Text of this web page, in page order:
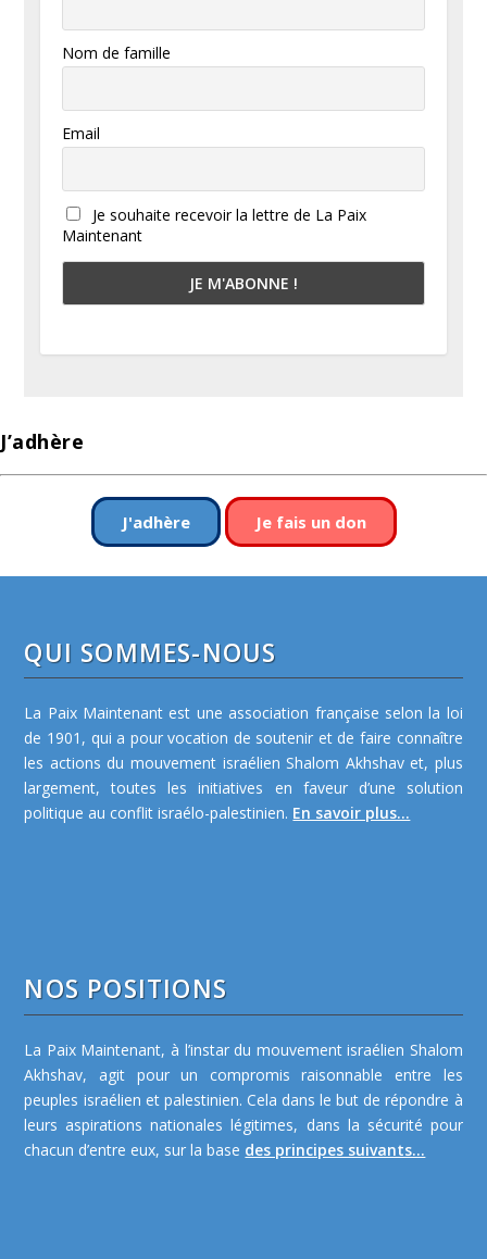
Nom de famille
Email
Je souhaite recevoir la lettre de La Paix
Maintenant
J’adhère
J'adhère Je fais un don
QUI SOMMES-NOUS
La Paix Maintenant est une association française selon la loi
de 1901, qui a pour vocation de soutenir et de faire connaître
les actions du mouvement israélien Shalom Akhshav et, plus
largement, toutes les initiatives en faveur d’une solution
politique au conflit israélo-palestinien. En savoir plus...
NOS POSITIONS
La Paix Maintenant, à l’instar du mouvement israélien Shalom
Akhshav, agit pour un compromis raisonnable entre les
peuples israélien et palestinien. Cela dans le but de répondre à
leurs aspirations nationales légitimes, dans la sécurité pour
chacun d’entre eux, sur la base des principes suivants...